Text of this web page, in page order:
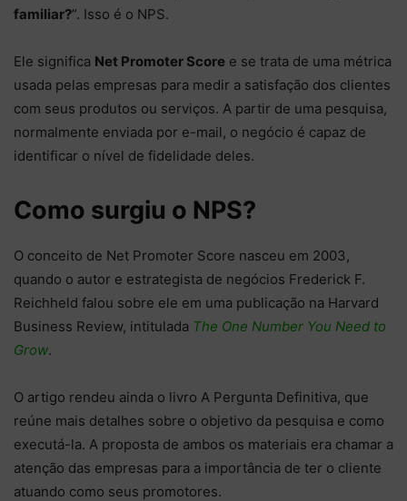
familiar?”. Isso é o NPS.
Ele significa Net Promoter Score e se trata de uma métrica
usada pelas empresas para medir a satisfação dos clientes
com seus produtos ou serviços. A partir de uma pesquisa,
normalmente enviada por e-mail, o negócio é capaz de
identificar o nível de fidelidade deles.
Como surgiu o NPS?
O conceito de Net Promoter Score nasceu em 2003,
quando o autor e estrategista de negócios Frederick F.
Reichheld falou sobre ele em uma publicação na Harvard
Business Review, intitulada The One Number You Need to
Grow.
O artigo rendeu ainda o livro A Pergunta Definitiva, que
reúne mais detalhes sobre o objetivo da pesquisa e como
executá-la. A proposta de ambos os materiais era chamar a
atenção das empresas para a importância de ter o cliente
atuando como seus promotores.